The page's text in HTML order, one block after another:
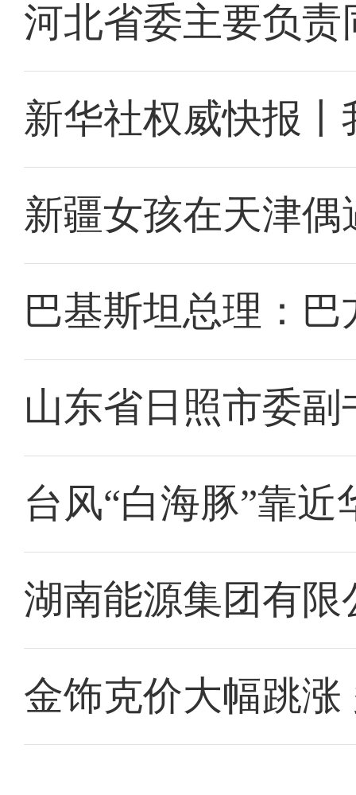
河北省委主要负
新华社权威快报
新疆女孩在天津
巴基斯坦总理：
山东省日照市委
台风“白海豚”靠近
湖南能源集团有
金饰克价大幅跳